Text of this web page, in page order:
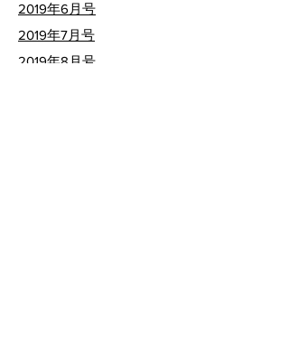
​2019年6月号
​2019年7月号
​2019年8月号